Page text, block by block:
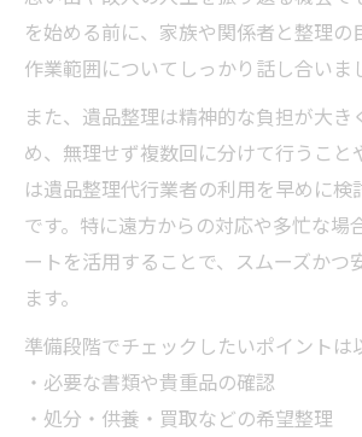
遺品整理の費用相場と見積
遺品整理の見積もり比較で
遺品整理見積もり書のチェ
遺品整理費用を抑えるため
ゴミ屋敷化防止と遺品整理の進め
ゴミ屋敷になる前兆と遺品
遺品整理と定期的な片付け
ング
遺品整理で生活空間を整える
を始める前に、家族や関係者と整理の
作業範囲についてしっかり話し合いま
また、遺品整理は精神的な負担が大き
め、無理せず複数回に分けて行うこと
は遺品整理代行業者の利用を早めに検
です。特に遠方からの対応や多忙な場
ートを活用することで、スムーズかつ
ます。
準備段階でチェックしたいポイントは
・必要な書類や貴重品の確認
・処分・供養・買取などの希望整理